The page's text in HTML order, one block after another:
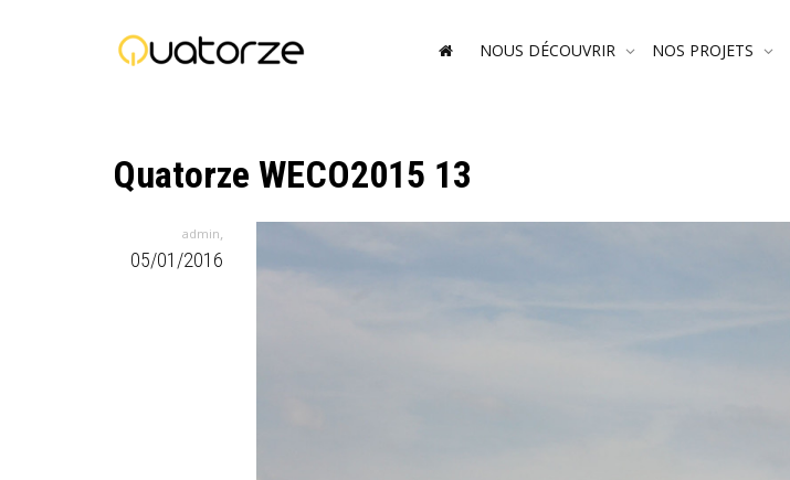
NOUS DÉCOUVRIR NOS PROJETS
Quatorze WECO2015 13
admin,
05/01/2016